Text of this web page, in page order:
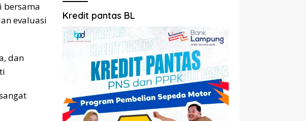
bersama
evaluasi
dan
Kredit pantas BL